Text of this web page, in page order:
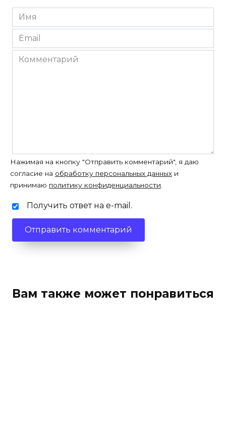
Имя
*
Email
*
Комментарий
Нажимая на кнопку "Отправить комментарий", я даю
согласие на обработку персональных данных и
принимаю политику конфиденциальности.
Получить ответ на e-mail.
Вам также может понравиться